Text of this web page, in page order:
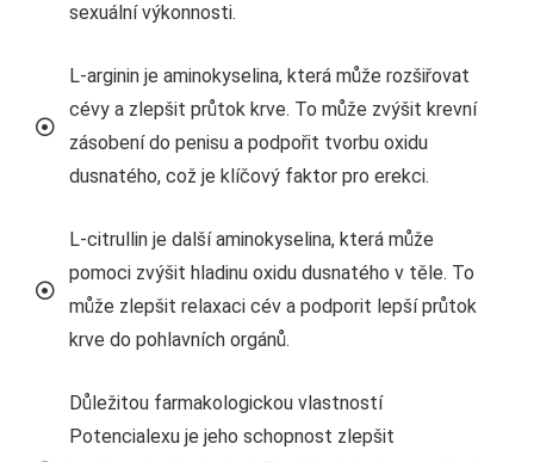
sexuální výkonnosti.
L-arginin je aminokyselina, která může rozšiřovat
cévy a zlepšit průtok krve. To může zvýšit krevní
zásobení do penisu a podpořit tvorbu oxidu
dusnatého, což je klíčový faktor pro erekci.
L-citrullin je další aminokyselina, která může
pomoci zvýšit hladinu oxidu dusnatého v těle. To
může zlepšit relaxaci cév a podporit lepší průtok
krve do pohlavních orgánů.
Důležitou farmakologickou vlastností
Potencialexu je jeho schopnost zlepšit